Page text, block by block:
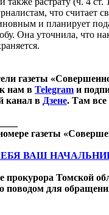
что считает
и планирует
Она уточнила, что
газеты
нам в Telegram и
канал в Дзене. Там все
газеты
ВАШ
прокурора Томской
поводом для